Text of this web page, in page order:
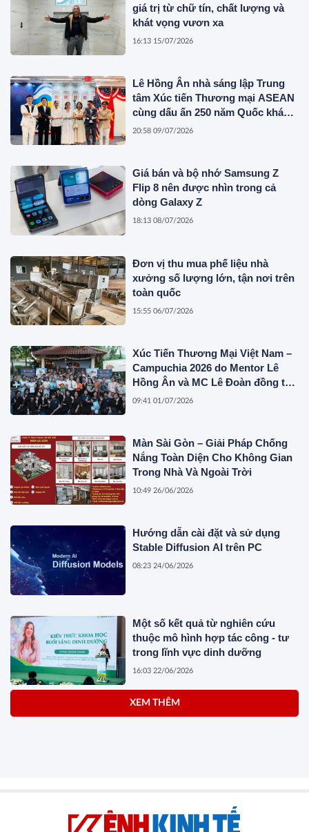
giá trị từ chữ tín, chất lượng và
khát vọng vươn xa
16:13 15/07/2026
Lê Hồng Ân nhà sáng lập Trung
tâm Xúc tiến Thương mại ASEAN
cùng dấu ấn 250 năm Quốc khánh
Hoa Kỳ
20:58 09/07/2026
Giá bán và bộ nhớ Samsung Z
Flip 8 nên được nhìn trong cả
dòng Galaxy Z
18:13 08/07/2026
Đơn vị thu mua phế liệu nhà
xưởng số lượng lớn, tận nơi trên
toàn quốc
15:55 06/07/2026
Xúc Tiến Thương Mại Việt Nam –
Campuchia 2026 do Mentor Lê
Hồng Ân và MC Lê Đoàn đồng tổ
chức
09:41 01/07/2026
Màn Sài Gòn – Giải Pháp Chống
Nắng Toàn Diện Cho Không Gian
Trong Nhà Và Ngoài Trời
10:49 26/06/2026
Hướng dẫn cài đặt và sử dụng
Stable Diffusion AI trên PC
08:23 24/06/2026
Một số kết quả từ nghiên cứu
thuộc mô hình hợp tác công - tư
trong lĩnh vực dinh dưỡng
16:03 22/06/2026
XEM THÊM